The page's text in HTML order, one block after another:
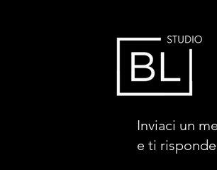
Inviaci un
e ti